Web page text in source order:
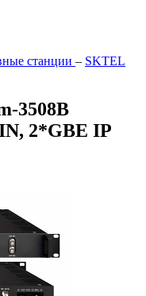
станции – SKTEL
3508B
2*GBE IP